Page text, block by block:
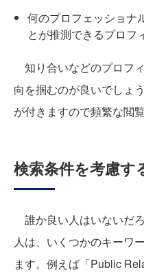
何のプロフェッショナ
とが推測できるプロフ
知り合いなどのプロフ
向を掴むのが良いでしょ
が付きますので頻繁な閲
検索条件を考慮す
誰か良い人はいないだ
人は、いくつかのキーワ
ます。例えば「Public